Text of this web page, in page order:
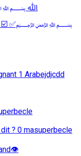
﷽✅ ☑️ 🟥 ✅ ☑️
1 Arabejdjcdd
? 0 masuperbecle